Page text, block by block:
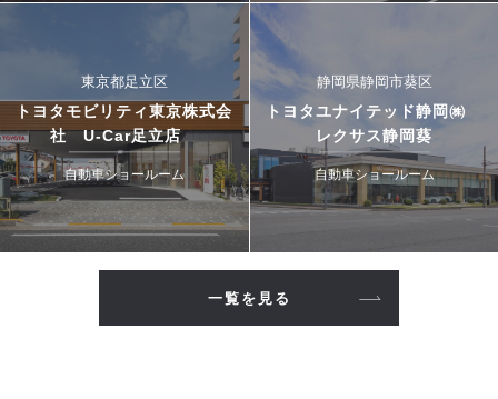
東京都足立区
トヨタモビリティ東京株式会
社 U-Car足立店
自動車ショールーム
静岡県静岡市葵区
トヨタユナイテッド静岡㈱
レクサス静岡葵
自動車ショールーム
一覧を見る